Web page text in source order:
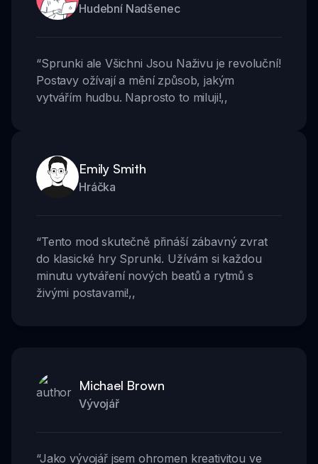
Hudební Nadšenec
“Sprunki ale Všichni Jsou Naživu je revoluční!
Postavy ožívají a mění způsob, jakým
vytvářím hudbu. Naprosto to miluji!,,
Emily Smith
Hráčka
“Tento mod skutečně přináší zábavný zvrat
do klasické hry Sprunki. Užívám si každou
minutu vytváření nových beatů a rytmů s
živými postavami!,,
Michael Brown
Vývojář
“Jako vývojář jsem ohromen kreativitou ve